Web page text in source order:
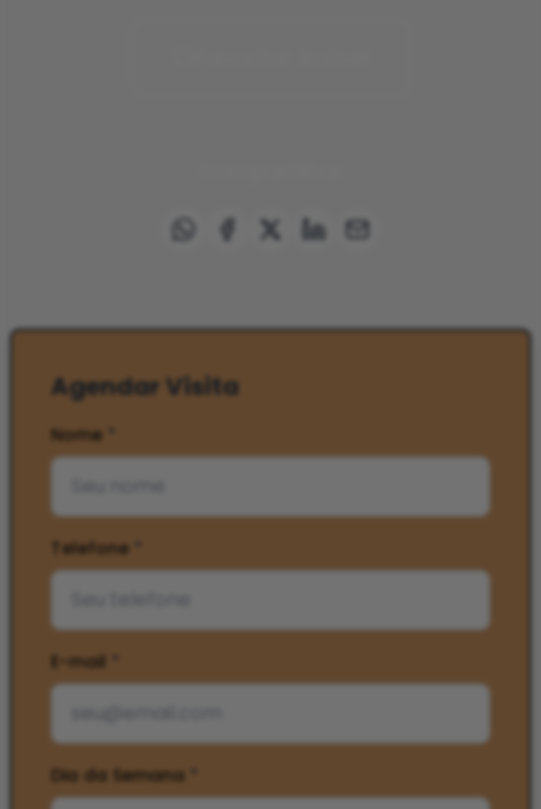
Agendar Visita
Nome *
Telefone *
E-mail *
Dia da Semana *